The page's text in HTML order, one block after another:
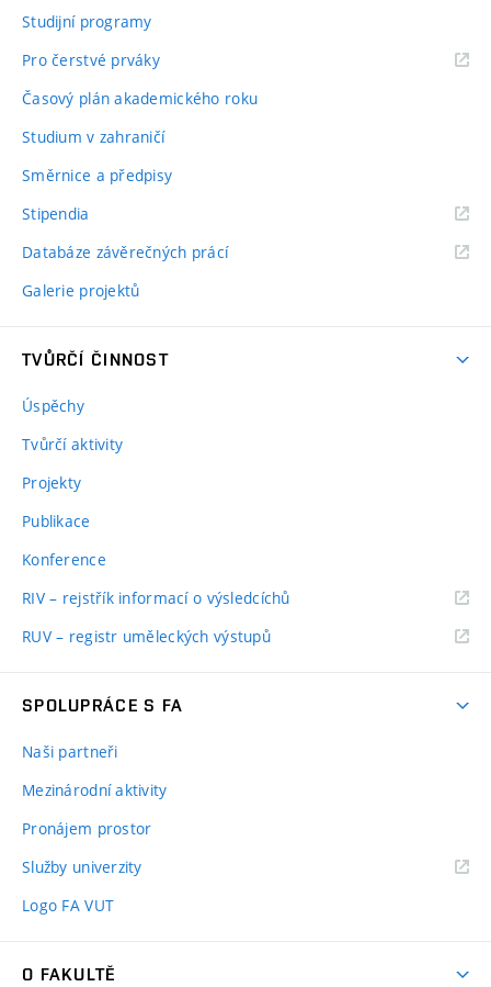
Studijní programy
Pro čerstvé prváky
Časový plán akademického roku
Studium v zahraničí
Směrnice a předpisy
Stipendia
Databáze závěrečných prácí
Galerie projektů
TVŮRČÍ ČINNOST
Úspěchy
Tvůrčí aktivity
Projekty
Publikace
Konference
RIV – rejstřík informací o výsledcíchů
RUV – registr uměleckých výstupů
SPOLUPRÁCE S FA
Naši partneři
Mezinárodní aktivity
Pronájem prostor
Služby univerzity
Logo FA VUT
O FAKULTĚ